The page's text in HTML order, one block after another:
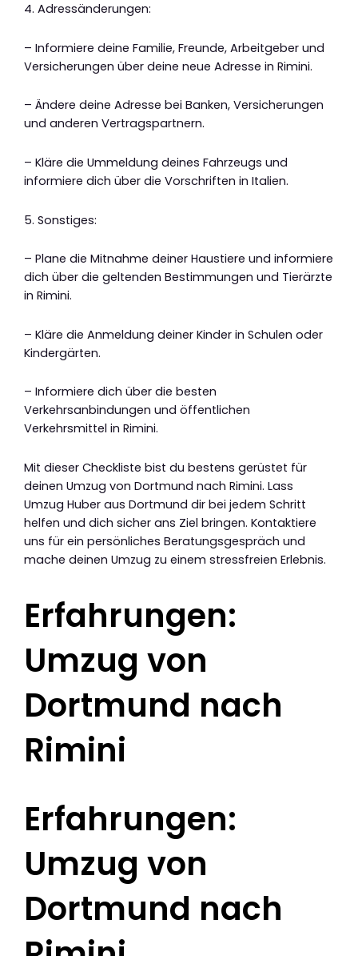
4. Adressänderungen:
– Informiere deine Familie, Freunde, Arbeitgeber und
Versicherungen über deine neue Adresse in Rimini.
– Ändere deine Adresse bei Banken, Versicherungen
und anderen Vertragspartnern.
– Kläre die Ummeldung deines Fahrzeugs und
informiere dich über die Vorschriften in Italien.
5. Sonstiges:
– Plane die Mitnahme deiner Haustiere und informiere
dich über die geltenden Bestimmungen und Tierärzte
in Rimini.
– Kläre die Anmeldung deiner Kinder in Schulen oder
Kindergärten.
– Informiere dich über die besten
Verkehrsanbindungen und öffentlichen
Verkehrsmittel in Rimini.
Mit dieser Checkliste bist du bestens gerüstet für
deinen Umzug von Dortmund nach Rimini. Lass
Umzug Huber aus Dortmund dir bei jedem Schritt
helfen und dich sicher ans Ziel bringen. Kontaktiere
uns für ein persönliches Beratungsgespräch und
mache deinen Umzug zu einem stressfreien Erlebnis.
Erfahrungen:
Umzug von
Dortmund nach
Rimini
Erfahrungen:
Umzug von
Dortmund nach